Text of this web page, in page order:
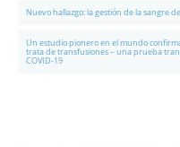
Nuevo hallazgo: la gestión de la sangre
Un estudio pionero en el mundo
trata de transfusiones – una prueba
COVID-19